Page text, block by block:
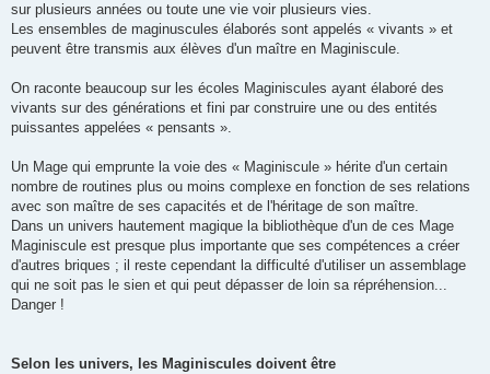
sur plusieurs années ou toute une vie voir plusieurs vies.
Les ensembles de maginuscules élaborés sont appelés « vivants » et
peuvent être transmis aux élèves d'un maître en Maginiscule.
On raconte beaucoup sur les écoles Maginiscules ayant élaboré des
vivants sur des générations et fini par construire une ou des entités
puissantes appelées « pensants ».
Un Mage qui emprunte la voie des « Maginiscule » hérite d'un certain
nombre de routines plus ou moins complexe en fonction de ses relations
avec son maître de ses capacités et de l'héritage de son maître.
Dans un univers hautement magique la bibliothèque d'un de ces Mage
Maginiscule est presque plus importante que ses compétences a créer
d'autres briques ; il reste cependant la difficulté d'utiliser un assemblage
qui ne soit pas le sien et qui peut dépasser de loin sa répréhension...
Danger !
Selon les univers, les Maginiscules doivent être